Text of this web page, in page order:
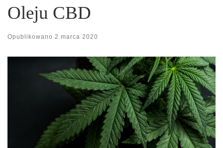
Oleju CBD
Opublikowano 2 marca 2020